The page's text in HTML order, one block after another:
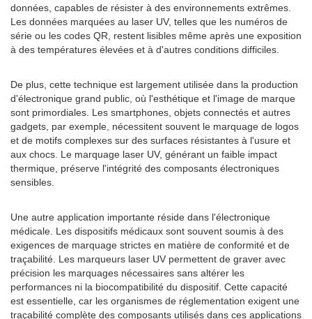
données, capables de résister à des environnements extrêmes.
Les données marquées au laser UV, telles que les numéros de
série ou les codes QR, restent lisibles même après une exposition
à des températures élevées et à d'autres conditions difficiles.
De plus, cette technique est largement utilisée dans la production
d'électronique grand public, où l'esthétique et l'image de marque
sont primordiales. Les smartphones, objets connectés et autres
gadgets, par exemple, nécessitent souvent le marquage de logos
et de motifs complexes sur des surfaces résistantes à l'usure et
aux chocs. Le marquage laser UV, générant un faible impact
thermique, préserve l'intégrité des composants électroniques
sensibles.
Une autre application importante réside dans l'électronique
médicale. Les dispositifs médicaux sont souvent soumis à des
exigences de marquage strictes en matière de conformité et de
traçabilité. Les marqueurs laser UV permettent de graver avec
précision les marquages ​​nécessaires sans altérer les
performances ni la biocompatibilité du dispositif. Cette capacité
est essentielle, car les organismes de réglementation exigent une
traçabilité complète des composants utilisés dans ces applications